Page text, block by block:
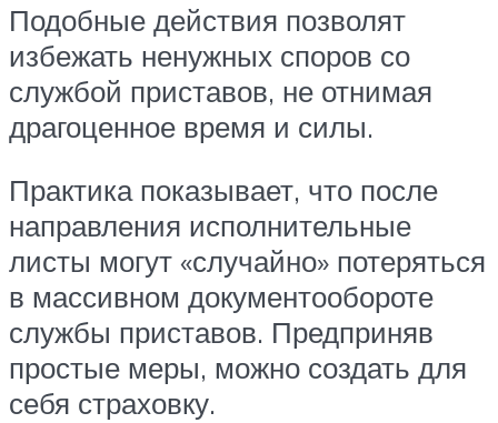
Подобные действия позволят
избежать ненужных споров со
службой приставов, не отнимая
драгоценное время и силы.
Практика показывает, что после
направления исполнительные
листы могут «случайно» потеряться
в массивном документообороте
службы приставов. Предприняв
простые меры, можно создать для
себя страховку.